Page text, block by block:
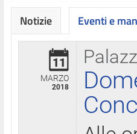
Notizie Eventi e
11
MARZO
2018